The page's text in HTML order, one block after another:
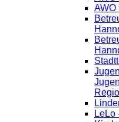
AWO
LeLo